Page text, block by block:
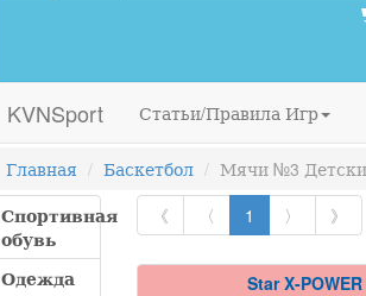
KVNSport Статьи/Правила Игр
Главная Баскетбол
Мячи №3
Спортивная
обувь
Одежда
《 〈 1 〉 》
Star X-POWER